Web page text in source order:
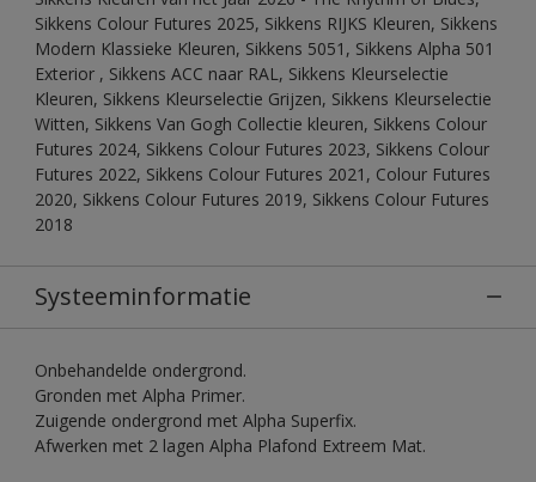
Sikkens Colour Futures 2025, Sikkens RIJKS Kleuren, Sikkens
Modern Klassieke Kleuren, Sikkens 5051, Sikkens Alpha 501
Exterior , Sikkens ACC naar RAL, Sikkens Kleurselectie
Kleuren, Sikkens Kleurselectie Grijzen, Sikkens Kleurselectie
Witten, Sikkens Van Gogh Collectie kleuren, Sikkens Colour
Futures 2024, Sikkens Colour Futures 2023, Sikkens Colour
Futures 2022, Sikkens Colour Futures 2021, Colour Futures
2020, Sikkens Colour Futures 2019, Sikkens Colour Futures
2018
Systeeminformatie
Onbehandelde ondergrond.
Gronden met Alpha Primer.
Zuigende ondergrond met Alpha Superfix.
Afwerken met 2 lagen Alpha Plafond Extreem Mat.